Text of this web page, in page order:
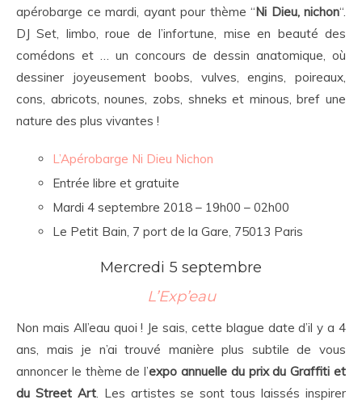
apérobarge ce mardi, ayant pour thème “Ni Dieu, nichon“.
DJ Set, limbo, roue de l’infortune, mise en beauté des
comédons et … un concours de dessin anatomique, où
dessiner joyeusement boobs, vulves, engins, poireaux,
cons, abricots, nounes, zobs, shneks et minous, bref une
nature des plus vivantes !
L’Apérobarge Ni Dieu Nichon
Entrée libre et gratuite
Mardi 4 septembre 2018 – 19h00 – 02h00
Le Petit Bain, 7 port de la Gare, 75013 Paris
Mercredi 5 septembre
L’Exp’eau
Non mais All’eau quoi ! Je sais, cette blague date d’il y a 4
ans, mais je n’ai trouvé manière plus subtile de vous
annoncer le thème de l’expo annuelle du prix du Graffiti et
du Street Art. Les artistes se sont tous laissés inspirer